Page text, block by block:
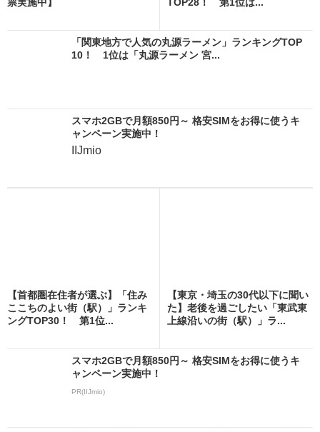
「関東地方で人気の丸源ラーメン」ランキングTOP
10！ 1位は「丸源ラーメン 宮...
スマホ2GBで月額850円～ 格安SIMをお得に使うキ
ャンペーン実施中！
IIJmio
【首都圏在住者が選ぶ】「住み
ここちのよい街（駅）」ランキ
ングTOP30！ 第1位...
【東京・埼玉の30代以下に聞い
た】老後を過ごしたい「東武東
上線沿いの街（駅）」ラ...
スマホ2GBで月額850円～ 格安SIMをお得に使うキ
ャンペーン実施中！
PR(IIJmio)